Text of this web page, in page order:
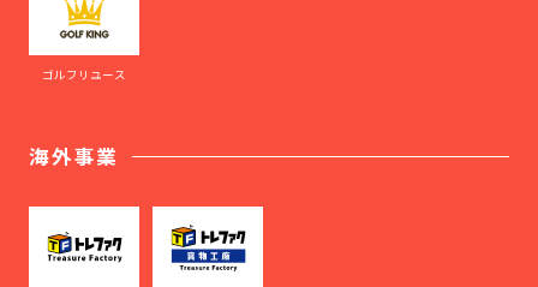
ゴルフリユース
海外事業